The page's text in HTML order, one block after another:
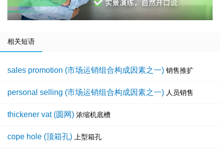
相关短语
sales promotion (市场运销组合构成因素之一) 销售推扩
personal selling (市场运销组合构成因素之一) 人员销售
thickener vat (圆网) 浓缩机底槽
cope hole (顶箱孔) 上型箱孔